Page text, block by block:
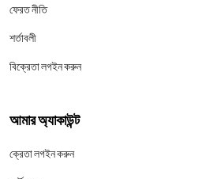
ফেরত নীতি
শর্তাবলী
বিক্রেতা লগইন করুন
আমার অ্যাকাউন্ট
ক্রেতা লগইন করুন